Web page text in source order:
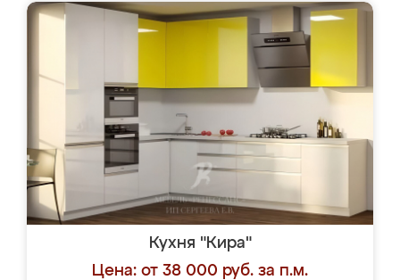
Кухня "Кира"
Цена: от 38 000 руб. за п.м.